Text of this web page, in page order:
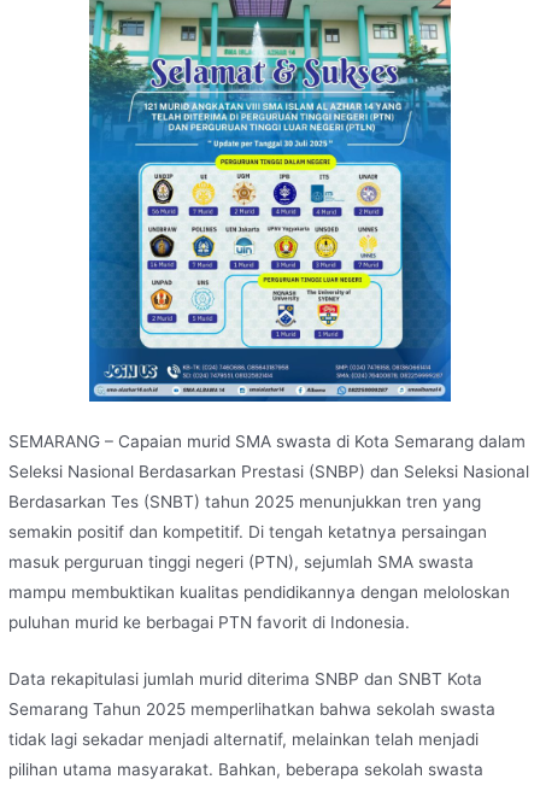
SEMARANG – Capaian murid SMA swasta di Kota Semarang dalam
Seleksi Nasional Berdasarkan Prestasi (SNBP) dan Seleksi Nasional
Berdasarkan Tes (SNBT) tahun 2025 menunjukkan tren yang
semakin positif dan kompetitif. Di tengah ketatnya persaingan
masuk perguruan tinggi negeri (PTN), sejumlah SMA swasta
mampu membuktikan kualitas pendidikannya dengan meloloskan
puluhan murid ke berbagai PTN favorit di Indonesia.
Data rekapitulasi jumlah murid diterima SNBP dan SNBT Kota
Semarang Tahun 2025 memperlihatkan bahwa sekolah swasta
tidak lagi sekadar menjadi alternatif, melainkan telah menjadi
pilihan utama masyarakat. Bahkan, beberapa sekolah swasta